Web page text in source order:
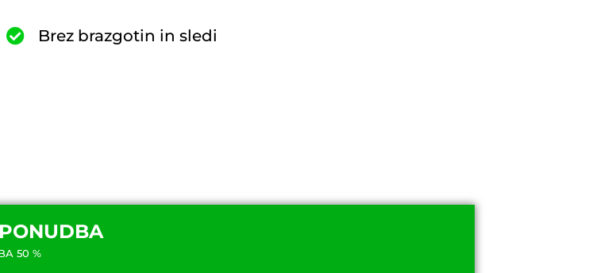
Brez brazgotin in sledi
50 %